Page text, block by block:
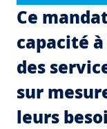
Ce
capacité
des
sur
leurs